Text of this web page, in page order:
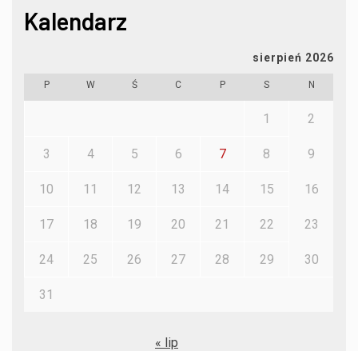
Kalendarz
sierpień 2026
P W Ś C P S N
1 2
3 4 5 6 7 8 9
10 11 12 13 14 15 16
17 18 19 20 21 22 23
24 25 26 27 28 29 30
31
« lip